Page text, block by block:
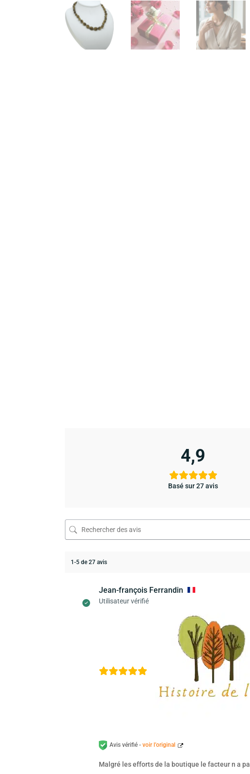
4,9
Basé sur 27 avis
1-5 de 27 avis
Jean-françois Ferrandin
Utilisateur vérifié
Avis vérifié -voir l’original
Malgré les efforts de la boutique le facteur n a